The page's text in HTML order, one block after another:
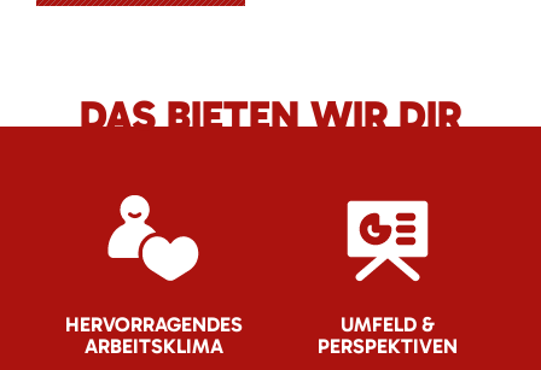
DAS BIETEN WIR DIR
HERVORRAGENDES
ARBEITSKLIMA
UMFELD &
PERSPEKTIVEN